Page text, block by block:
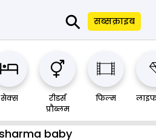
⚲ सब्सक्राइब
सेक्स
रीडर्स
प्रौब्लम
फिल्म
baby